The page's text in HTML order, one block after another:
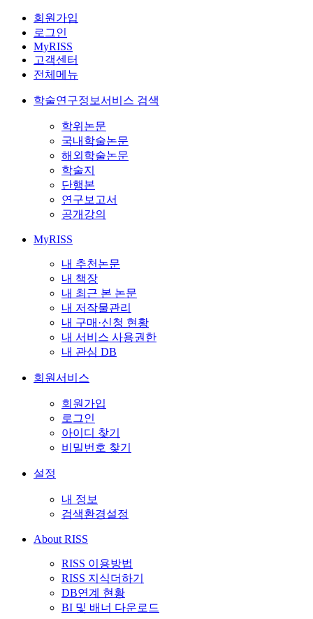
회원가입
로그인
MyRISS
고객센터
전체메뉴
학술연구정보서비스 검색
학위논문
국내학술논문
해외학술논문
학술지
단행본
연구보고서
공개강의
MyRISS
내 추천논문
내 책장
내 최근 본 논문
내 저작물관리
내 구매·신청 현황
내 서비스 사용권한
내 관심 DB
회원서비스
회원가입
로그인
아이디 찾기
비밀번호 찾기
설정
내 정보
검색환경설정
About RISS
RISS 이용방법
RISS 지식더하기
DB연계 현황
BI 및 배너 다운로드